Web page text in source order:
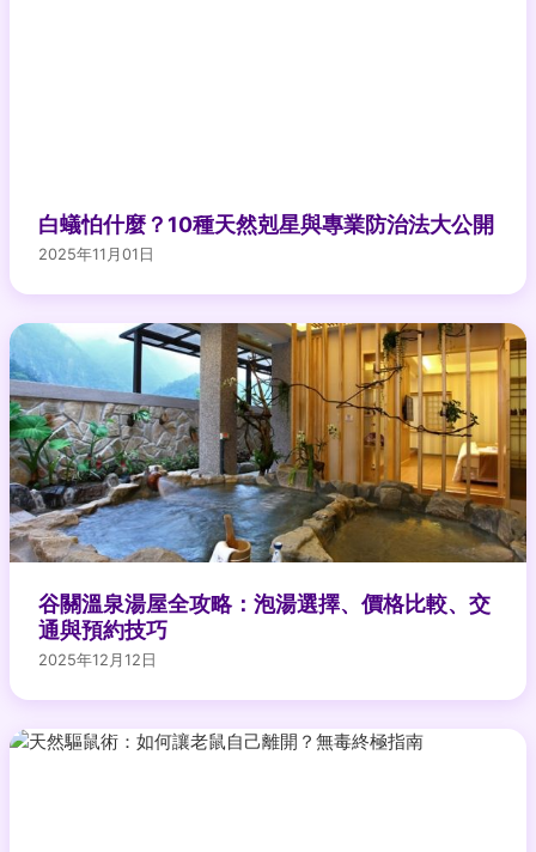
白蟻怕什麼？10種天然剋星與專業防治法大公開
2025年11月01日
谷關溫泉湯屋全攻略：泡湯選擇、價格比較、交
通與預約技巧
2025年12月12日